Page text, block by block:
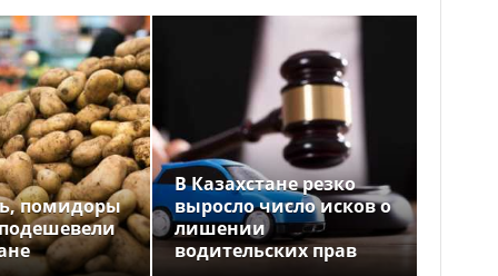
помидоры
В Казахстане резко
выросло число исков о
лишении
водительских прав